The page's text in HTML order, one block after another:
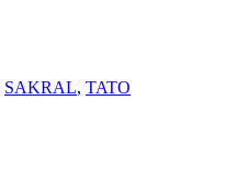
SAKRAL, TATO